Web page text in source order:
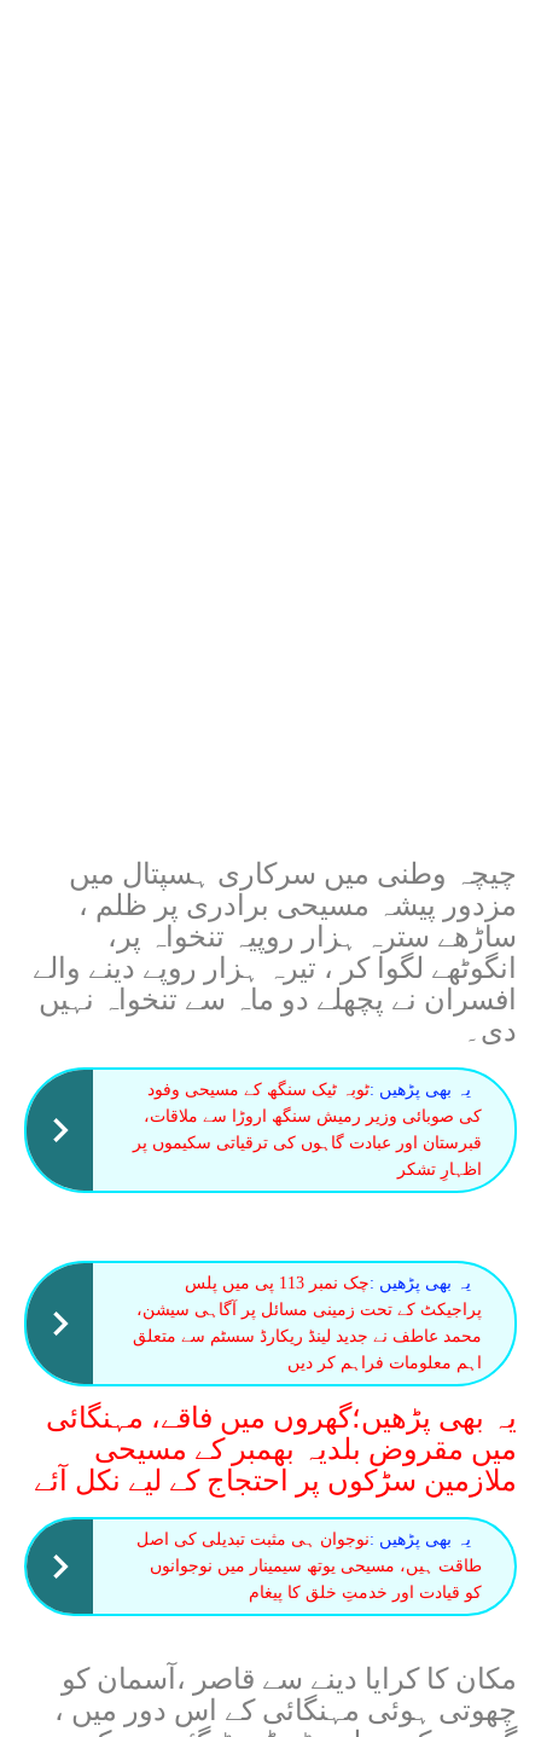
چیچہ وطنی میں سرکاری ہسپتال میں
مزدور پیشہ مسیحی برادری پر ظلم ،
ساڑھے سترہ ہزار روپیہ تنخواہ پر،
انگوٹھے لگوا کر ، تیرہ ہزار روپے دینے والے
افسران نے پچھلے دو ماہ سے تنخواہ نہیں
دی۔
یہ بھی پڑھیں :ٹوبہ ٹیک سنگھ کے مسیحی وفود
کی صوبائی وزیر رمیش سنگھ اروڑا سے ملاقات،
قبرستان اور عبادت گاہوں کی ترقیاتی سکیموں پر
اظہارِ تشکر
یہ بھی پڑھیں :
چک نمبر 113 پی میں پلس
پراجیکٹ کے تحت زمینی مسائل پر آگاہی سیشن،
محمد عاطف نے جدید لینڈ ریکارڈ سسٹم سے متعلق
اہم معلومات فراہم کر دیں
یہ بھی پڑھیں؛گھروں میں فاقے، مہنگائی
میں مقروض بلدیہ بھمبر کے مسیحی
ملازمین سڑکوں پر احتجاج کے لیے نکل آئے
یہ بھی پڑھیں :نوجوان ہی مثبت تبدیلی کی اصل
طاقت ہیں، مسیحی یوتھ سیمینار میں نوجوانوں
کو قیادت اور خدمتِ خلق کا پیغام
مکان کا کرایا دینے سے قاصر ،آسمان کو
چھوتی ہوئی مہنگائی کے اس دور میں ،